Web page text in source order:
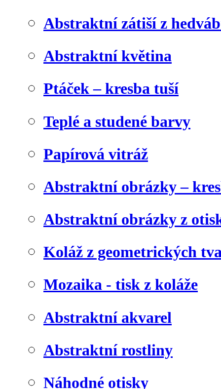
Abstraktní zátiší z
Abstraktní květina
Ptáček – kresba tuší
Teplé a studené barvy
Papírová vitráž
Abstraktní obrázky –
Abstraktní obrázky z
Koláž z geometrických
Mozaika - tisk z koláže
Abstraktní akvarel
Abstraktní rostliny
Náhodné otisky